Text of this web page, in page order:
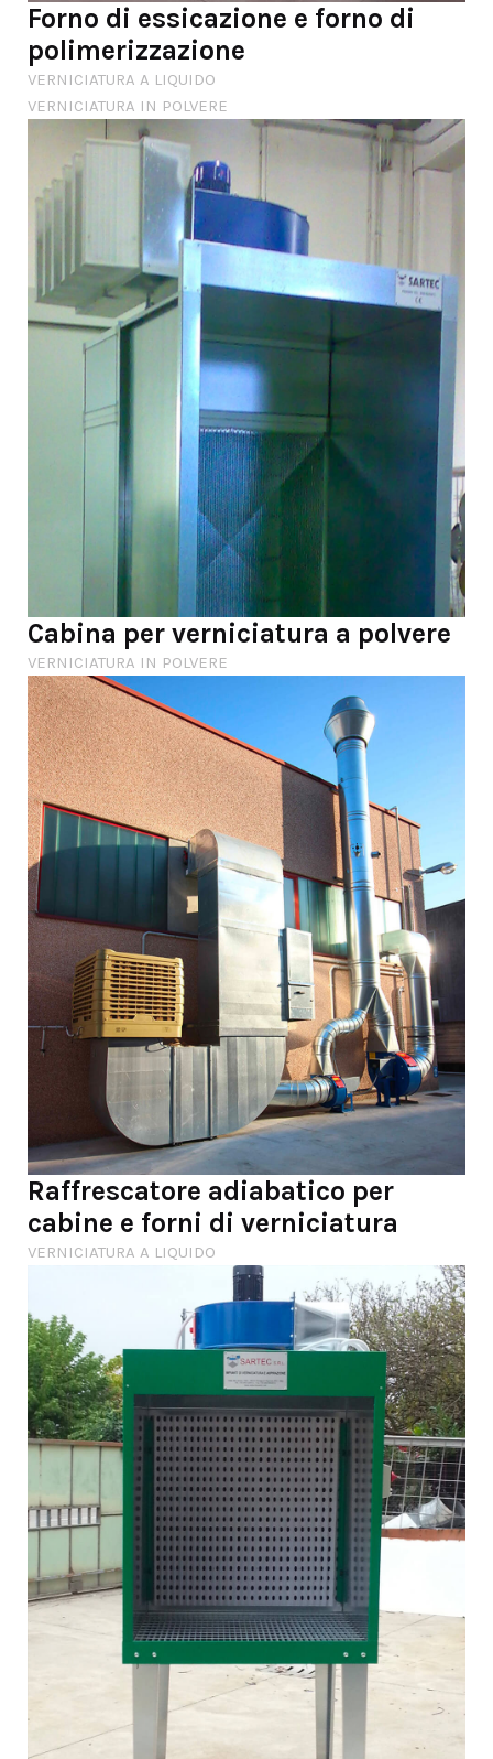
Forno di essicazione e forno di
polimerizzazione
VERNICIATURA A LIQUIDO
VERNICIATURA IN POLVERE
Cabina per verniciatura a polvere
VERNICIATURA IN POLVERE
Raffrescatore adiabatico per
cabine e forni di verniciatura
VERNICIATURA A LIQUIDO